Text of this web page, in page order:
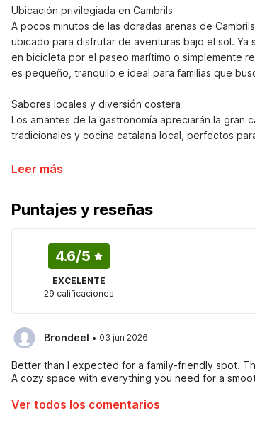
Ubicación privilegiada en Cambrils
A pocos minutos de las doradas arenas de
ubicado para disfrutar de aventuras bajo el sol.
en bicicleta por el paseo marítimo o simplemente
es pequeño, tranquilo e ideal para familias que
Sabores locales y diversión costera
Los amantes de la gastronomía apreciarán la
tradicionales y cocina catalana local, perfectos
Leer más
Puntajes y reseñas
4.6/5
EXCELENTE
29 calificaciones
Brondeel · 03 jun 2026
Better than I expected for a family-friendly spot.
A cozy space with everything you need for a
Ver todos los comentarios